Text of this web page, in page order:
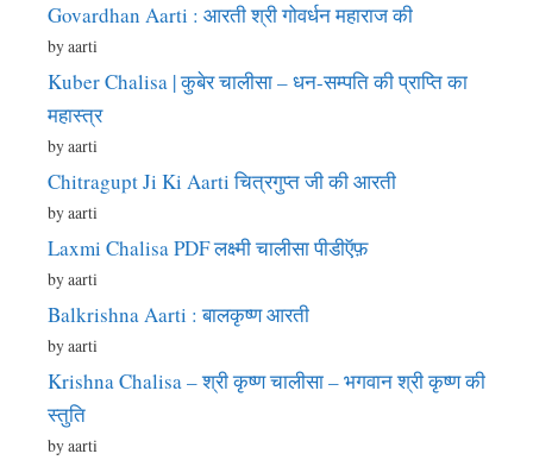
Govardhan Aarti : आरती श्री गोवर्धन महाराज की
by aarti
Kuber Chalisa | कुबेर चालीसा – धन-सम्पति की प्राप्ति का
महास्त्र
by aarti
Chitragupt Ji Ki Aarti चित्रगुप्त जी की आरती
by aarti
Laxmi Chalisa PDF लक्ष्मी चालीसा पीडीऍफ़
by aarti
Balkrishna Aarti : बालकृष्ण आरती
by aarti
Krishna Chalisa – श्री कृष्ण चालीसा – भगवान श्री कृष्ण की
स्तुति
by aarti